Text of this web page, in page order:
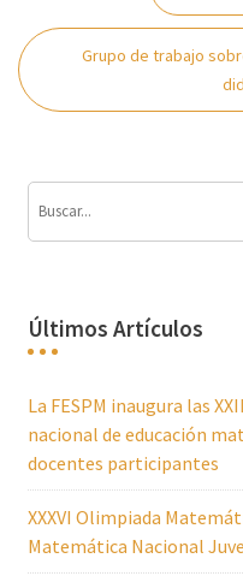
entradasGrupo de trabajo
Últimos Artículos
La FESPM inaugura las
nacional de educación
docentes participantes
XXXVI Olimpiada
Matemática Nacional